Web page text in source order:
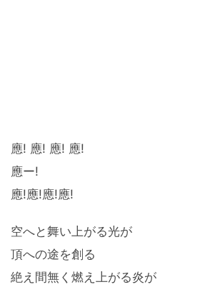
應! 應! 應! 應!
應ー!
應!應!應!應!
空へと舞い上がる光が
頂への途を創る
絶え間無く燃え上がる炎が